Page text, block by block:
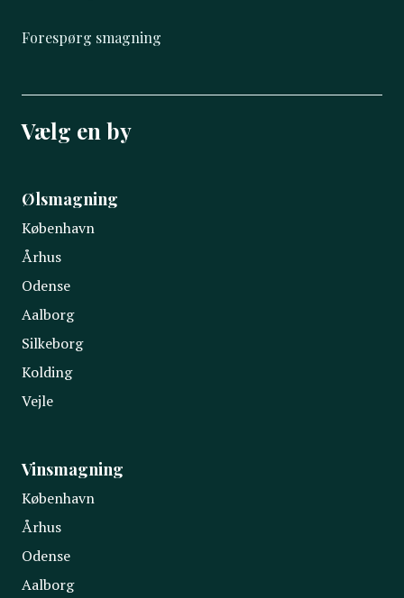
Forespørg smagning
Vælg en by
Ølsmagning
København
Århus
Odense
Aalborg
Silkeborg
Kolding
Vejle
Vinsmagning
København
Århus
Odense
Aalborg